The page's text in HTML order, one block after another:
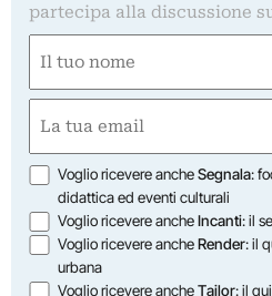
partecipa alla discussione
(Required)
First
(Required)
Opzioni
Voglio ricevere ancheSegnala:
didattica ed eventi culturali
Voglio ricevere ancheIncanti: il
Voglio ricevere ancheRender: il
urbana
Voglio ricevere ancheTailor: il